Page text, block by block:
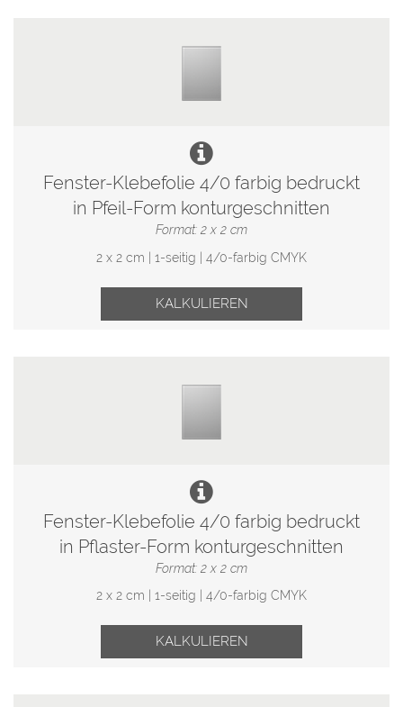
Fenster-Klebefolie 4/0 farbig bedruckt
in Pfeil-Form konturgeschnitten
Format: 2 x 2 cm
2 x 2 cm | 1-seitig | 4/0-farbig CMYK
KALKULIEREN
Fenster-Klebefolie 4/0 farbig bedruckt
in Pflaster-Form konturgeschnitten
Format: 2 x 2 cm
2 x 2 cm | 1-seitig | 4/0-farbig CMYK
KALKULIEREN